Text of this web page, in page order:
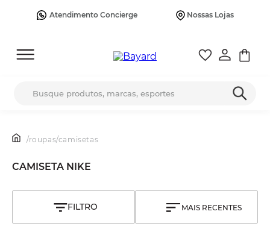
Atendimento Concierge Nossas Lojas
/roupas/camisetas
CAMISETA NIKE
MAIS RECENTES